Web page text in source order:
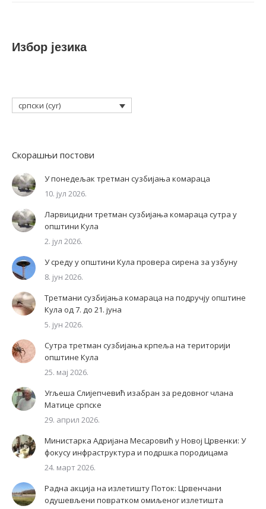
Избор језика
српски (cyr)
Скорашњи постови
У понедељак третман сузбијања комараца
10. јул 2026.
Ларвицидни третман сузбијања комараца сутра у
општини Кула
2. јул 2026.
У среду у општини Кула провера сирена за узбуну
8. јун 2026.
Третмани сузбијања комараца на подручју општине
Кула од 7. до 21. јуна
5. јун 2026.
Сутра третман сузбијања крпеља на територији
општине Кула
25. мај 2026.
Угљеша Слијепчевић изабран за редовног члана
Матице српске
29. април 2026.
Министарка Адријана Месаровић у Новој Црвенки: У
фокусу инфраструктура и подршка породицама
24. март 2026.
Радна акција на излетишту Поток: Црвенчани
одушевљени повратком омиљеног излетишта